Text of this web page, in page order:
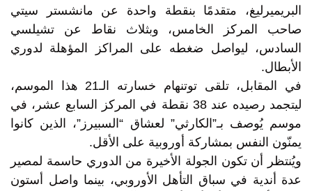
البريميرليغ، متقدمًا بنقطة واحدة عن مانشستر سيتي
صاحب المركز الخامس، وبثلاث نقاط عن تشيلسي
السادس، ليواصل ضغطه على المراكز المؤهلة لدوري
الأبطال.
في المقابل، تلقى توتنهام خسارته الـ21 هذا الموسم،
ليتجمد رصيده عند 38 نقطة في المركز السابع عشر، في
موسم يُوصف بـ”الكارثي” لعشاق “السبيرز”، الذين كانوا
يمنّون النفس بمشاركة أوروبية على الأقل.
ويُنتظر أن تكون الجولة الأخيرة من الدوري حاسمة لمصير
عدة أندية في سباق التأهل الأوروبي، بينما واصل أستون